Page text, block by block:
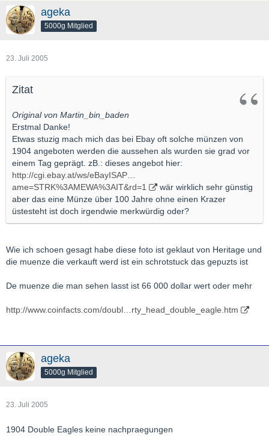
ageka
5000g Mitglied
23. Juli 2005
Zitat
Original von Martin_bin_baden
Erstmal Danke!
Etwas stuzig mach mich das bei Ebay oft solche münzen von
1904 angeboten werden die aussehen als wurden sie grad vor
einem Tag geprägt. zB.: dieses angebot hier:
http://cgi.ebay.at/ws/eBayISAP…
ame=STRK%3AMEWA%3AIT&rd=1
wär wirklich sehr günstig
aber das eine Münze über 100 Jahre ohne einen Krazer
üstesteht ist doch irgendwie merkwürdig oder?
Wie ich schoen gesagt habe diese foto ist geklaut von Heritage und
die muenze die verkauft werd ist ein schrotstuck das gepuzts ist
De muenze die man sehen lasst ist 66 000 dollar wert oder mehr
http://www.coinfacts.com/doubl…rty_head_double_eagle.htm
ageka
5000g Mitglied
23. Juli 2005
1904 Double Eagles keine nachpraegungen